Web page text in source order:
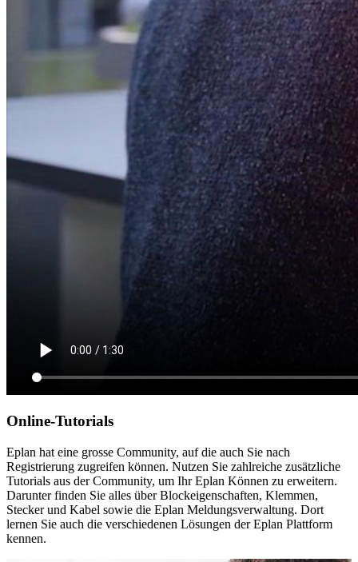
Online-Tutorials
Eplan hat eine grosse Community, auf die auch Sie nach
Registrierung zugreifen können. Nutzen Sie zahlreiche zusätzliche
Tutorials aus der Community, um Ihr Eplan Können zu erweitern.
Darunter finden Sie alles über Blockeigenschaften, Klemmen,
Stecker und Kabel sowie die Eplan Meldungsverwaltung. Dort
lernen Sie auch die verschiedenen Lösungen der Eplan Plattform
kennen.